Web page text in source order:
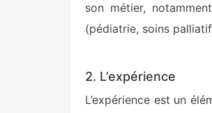
son métier,
(pédiatrie, soins
2. L’expérience
L’expérience est un